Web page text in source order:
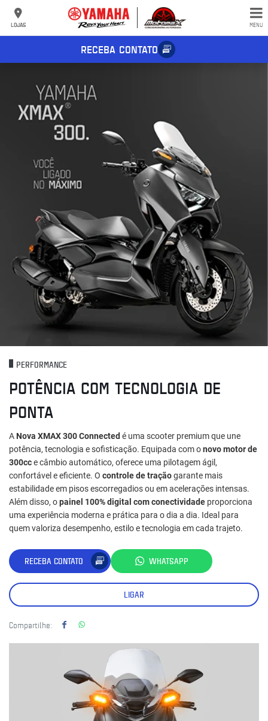
LOJAS MENU
RECEBA CONTATO
PERFORMANCE
POTÊNCIA COM TECNOLOGIA DE
PONTA
A Nova XMAX 300 Connected é uma scooter premium que une
potência, tecnologia e sofisticação. Equipada com onovo motor de
300cce câmbio automático, oferece uma pilotagem ágil,
confortável e eficiente. O controle de traçãogarante mais
estabilidade em pisos escorregadios ou em acelerações intensas.
Além disso, opainel 100% digital com conectividade proporciona
uma experiência moderna e prática para o dia a dia. Ideal para
quem valoriza desempenho, estilo e tecnologia em cada trajeto.
RECEBA CONTATO WHATSAPP
LIGAR
Compartilhe: